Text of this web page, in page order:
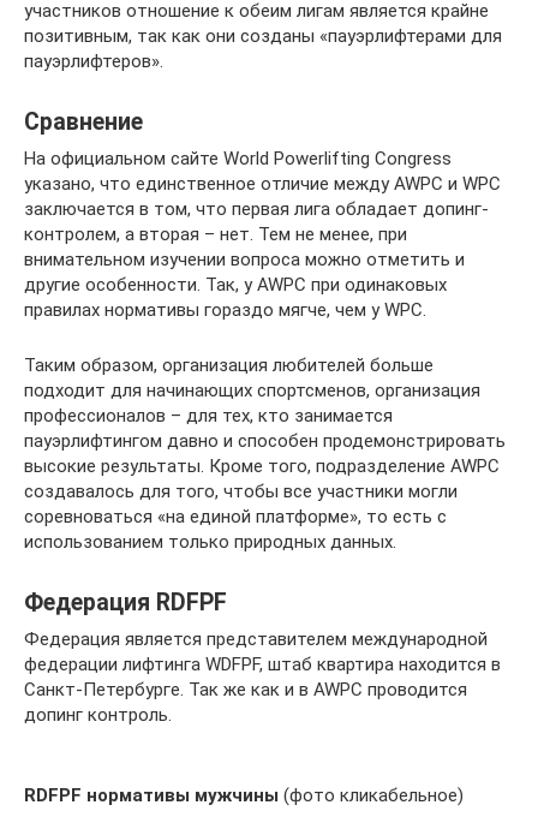
участников отношение к обеим лигам является крайне
позитивным, так как они созданы «пауэрлифтерами для
пауэрлифтеров».
Сравнение
На официальном сайте World Powerlifting Congress
указано, что единственное отличие между AWPC и WPC
заключается в том, что первая лига обладает допинг-
контролем, а вторая – нет. Тем не менее, при
внимательном изучении вопроса можно отметить и
другие особенности. Так, у AWPC при одинаковых
правилах нормативы гораздо мягче, чем у WPC.
Таким образом, организация любителей больше
подходит для начинающих спортсменов, организация
профессионалов – для тех, кто занимается
пауэрлифтингом давно и способен продемонстрировать
высокие результаты. Кроме того, подразделение AWPC
создавалось для того, чтобы все участники могли
соревноваться «на единой платформе», то есть с
использованием только природных данных.
Федерация RDFPF
Федерация является представителем международной
федерации лифтинга WDFPF, штаб квартира находится в
Санкт-Петербурге. Так же как и в AWPC проводится
допинг контроль.
RDFPF нормативы мужчины (фото кликабельное)